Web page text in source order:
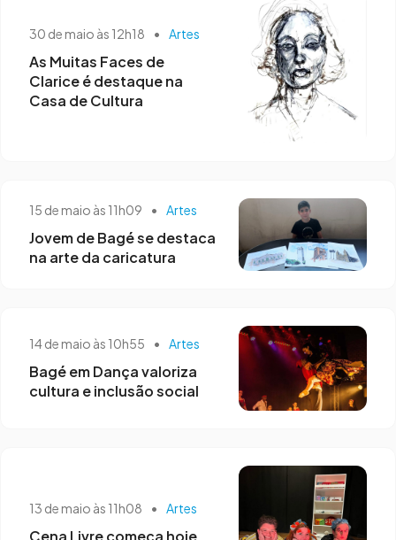
30 de maio às 12h18 • Artes
As Muitas Faces de
Clarice é destaque na
Casa de Cultura
15 de maio às 11h09 • Artes
Jovem de Bagé se destaca
na arte da caricatura
14 de maio às 10h55 • Artes
Bagé em Dança valoriza
cultura e inclusão social
13 de maio às 11h08 • Artes
Cena Livre começa hoje